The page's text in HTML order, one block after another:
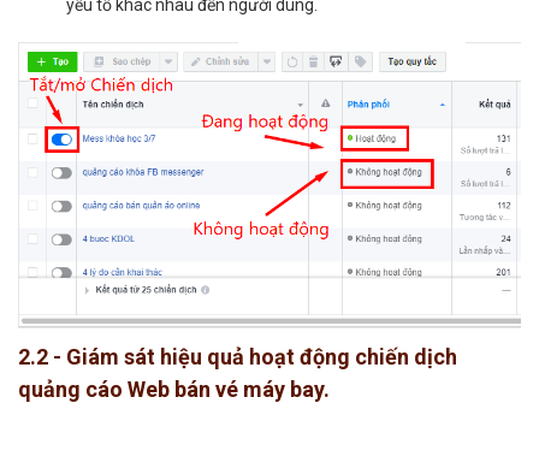
yếu tố khác nhau đến người dùng.
2.2 - Giám sát hiệu quả hoạt động chiến dịch
quảng cáo Web bán vé máy bay.